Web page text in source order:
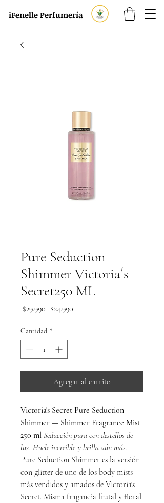
iFenelle Perfumería
Pure Seduction
Shimmer Victoria´s
Secret250 ML
$29.990 Precio
$24.990
Cantidad *
Agregar al carrito
Victoria's Secret Pure Seduction
Shimmer — Shimmer Fragrance Mist
250 ml Seducción pura con destellos de
luz. Huele increíble y brilla aún más.
Pure Seduction Shimmer es la versión
con glitter de uno de los body mists
más vendidos y amados de Victoria's
Secret. Misma fragancia frutal y floral